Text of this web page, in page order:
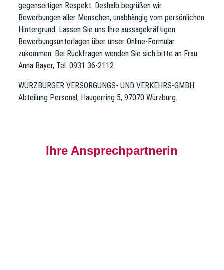
gegenseitigen Respekt. Deshalb begrüßen wir
Bewerbungen aller Menschen, unabhängig vom persönlichen
Hintergrund. Lassen Sie uns Ihre aussagekräftigen
Bewerbungsunterlagen über unser Online-Formular
zukommen. Bei Rückfragen wenden Sie sich bitte an Frau
Anna Bayer, Tel. 0931 36-2112.
WÜRZBURGER VERSORGUNGS- UND VERKEHRS-GMBH
Abteilung Personal, Haugerring 5, 97070 Würzburg.
Ihre Ansprechpartnerin